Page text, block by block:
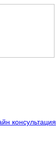
консультация